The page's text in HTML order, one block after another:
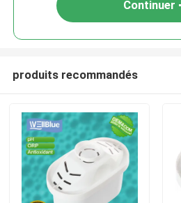
Continuer
produits recommandés